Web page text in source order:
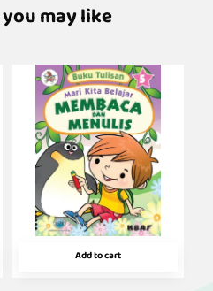
may like
Add to cart